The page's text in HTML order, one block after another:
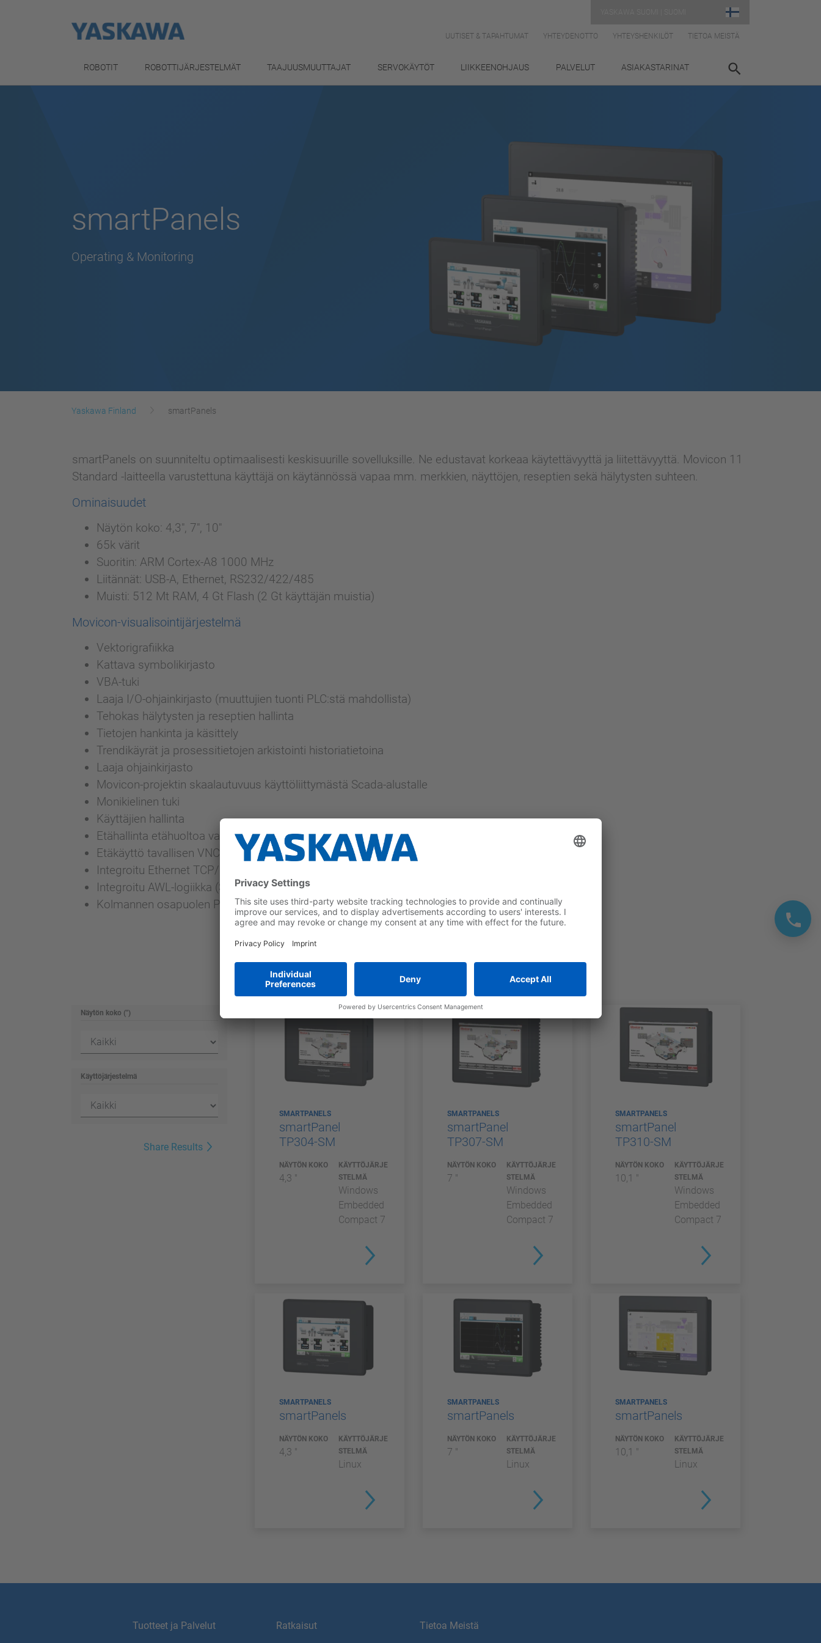
UUTISET & TAPAHTUMAT YHTEYDENOTTO YHTEYSHENKILÖT TIETOA MEISTÄ
ROBOTIT ROBOTTIJÄRJESTELMÄT TAAJUUSMUUTTAJAT SERVOKÄYTÖT LIIKKEENOHJAUS PALVELUT ASIAKASTARINAT
smartPanels
Operating & Monitoring
Yaskawa Finland smartPanels
smartPanels on suunniteltu optimaalisesti keskisuurille sovelluksille. Ne edustavat korkeaa käytettävyyttä ja liitettävyyttä. Movicon 11
Standard -laitteella varustettuna käyttäjä on käytännössä vapaa mm. merkkien, näyttöjen, reseptien sekä hälytysten suhteen.
Ominaisuudet
Näytön koko: 4,3", 7", 10"
65k värit
Suoritin: ARM Cortex-A8 1000 MHz
Liitännät: USB-A, Ethernet, RS232/422/485
Muisti: 512 Mt RAM, 4 Gt Flash (2 Gt käyttäjän muistia)
Movicon-visualisointijärjestelmä
Vektorigrafiikka
Kattava symbolikirjasto
VBA-tuki
Laaja I/O-ohjainkirjasto (muuttujien tuonti PLC:stä mahdollista)
Tehokas hälytysten ja reseptien hallinta
Tietojen hankinta ja käsittely
Trendikäyrät ja prosessitietojen arkistointi historiatietoina
Laaja ohjainkirjasto
Movicon-projektin skaalautuvuus käyttöliittymästä Scada-alustalle
Monikielinen tuki
Käyttäjien hallinta
Etähallinta etähuoltoa varten
Etäkäyttö tavallisen VNC-asiakkaan kautta
Integroitu Ethernet TCP/IP -verkko
Integroitu AWL-logiikka (STEP5/STEP7)
Kolmannen osapuolen PLC-tuki
Näytön koko (")
Käyttöjärjestelmä
Share Results
SMARTPANELS
smartPanel
TP304-SM
NÄYTÖN KOKO
4,3 "
KÄYTTÖJÄRJE
STELMÄ
Windows
Embedded
Compact 7
SMARTPANELS
smartPanel
TP307-SM
NÄYTÖN KOKO
7 "
KÄYTTÖJÄRJE
STELMÄ
Windows
Embedded
Compact 7
SMARTPANELS
smartPanel
TP310-SM
NÄYTÖN KOKO
10,1 "
KÄYTTÖJÄRJE
STELMÄ
Windows
Embedded
Compact 7
SMARTPANELS
smartPanels
NÄYTÖN KOKO
4,3 "
KÄYTTÖJÄRJE
STELMÄ
Linux
SMARTPANELS
smartPanels
NÄYTÖN KOKO
7 "
KÄYTTÖJÄRJE
STELMÄ
Linux
SMARTPANELS
smartPanels
NÄYTÖN KOKO
10,1 "
KÄYTTÖJÄRJE
STELMÄ
Linux
Tuotteet ja Palvelut Ratkaisut Tietoa Meistä